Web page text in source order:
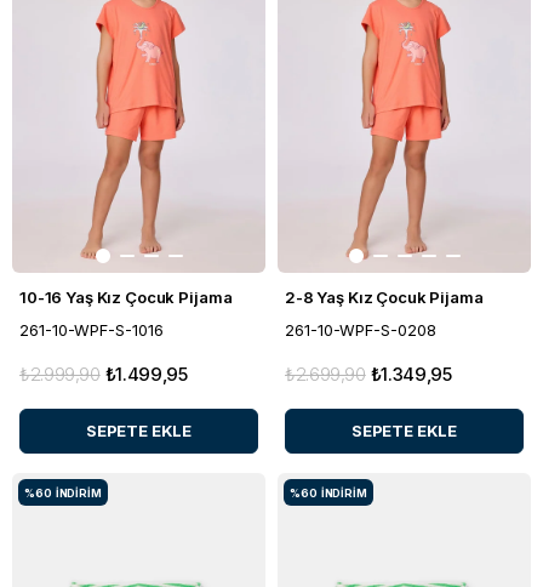
10-16 Yaş Kız Çocuk Pijama
261-10-WPF-S-1016
₺1.499,95
₺2.999,90
SEPETE EKLE
2-8 Yaş Kız Çocuk Pijama
261-10-WPF-S-0208
₺1.349,95
₺2.699,90
SEPETE EKLE
%60 İNDIRIM %60 İNDIRIM